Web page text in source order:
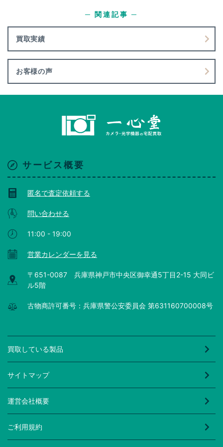
買取実績
─ 関連記事 ─
お客様の声
サービス概要
匿名で査定依頼する
問い合わせる
11:00 - 19:00
営業カレンダーを見る
〒651-0087 兵庫県神戸市中央区御幸通5丁目2-15 大同ビ
ル5階
古物商許可番号：兵庫県警公安委員会 第631160700008号
買取している製品
サイトマップ
運営会社概要
ご利用規約